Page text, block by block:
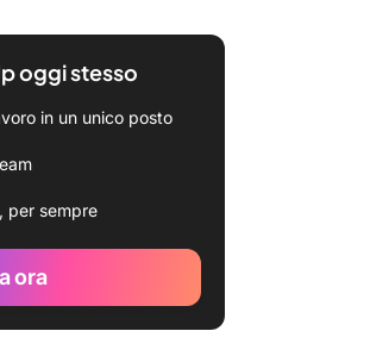
oggi stesso
in un unico posto
per sempre
ora